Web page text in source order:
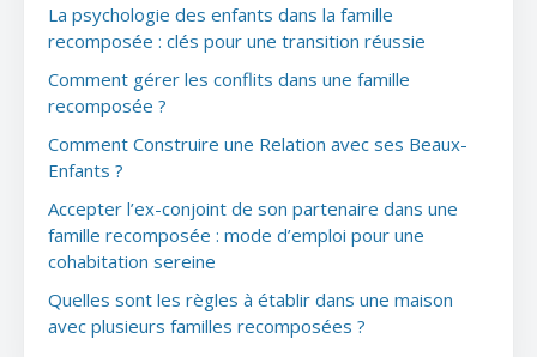
La psychologie des enfants dans la famille
recomposée : clés pour une transition réussie
Comment gérer les conflits dans une famille
recomposée ?
Comment Construire une Relation avec ses Beaux-
Enfants ?
Accepter l’ex-conjoint de son partenaire dans une
famille recomposée : mode d’emploi pour une
cohabitation sereine
Quelles sont les règles à établir dans une maison
avec plusieurs familles recomposées ?